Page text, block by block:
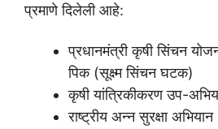
प्रमाणे दिलेली आहे:
प्रधानमंत्री कृषी सिंचन
पिक (सूक्ष्म सिंचन घटक)
कृषी यांत्रिकीकरण उप-
राष्ट्रीय अन्न सुरक्षा